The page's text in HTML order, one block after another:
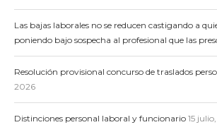
Las bajas laborales no se reducen castigando a
poniendo bajo sospecha al profesional que las
Resolución provisional concurso de traslados
2026
Distinciones personal laboral y funcionario 15